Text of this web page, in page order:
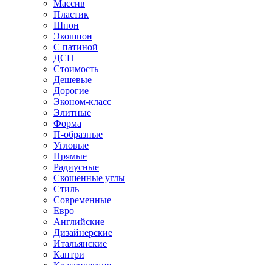
Массив
Пластик
Шпон
Экошпон
С патиной
ДСП
Стоимость
Дешевые
Дорогие
Эконом-класс
Элитные
Форма
П-образные
Угловые
Прямые
Радиусные
Скошенные углы
Стиль
Современные
Евро
Английские
Дизайнерские
Итальянские
Кантри